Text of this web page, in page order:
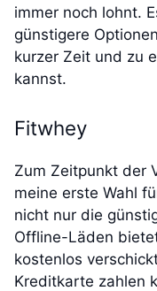
immer noch lohnt.
günstigere
kurzer Zeit und zu
kannst.
Fitwhey
Zum Zeitpunkt der
meine erste Wahl
nicht nur die
Offline-Läden
kostenlos
Kreditkarte zahlen